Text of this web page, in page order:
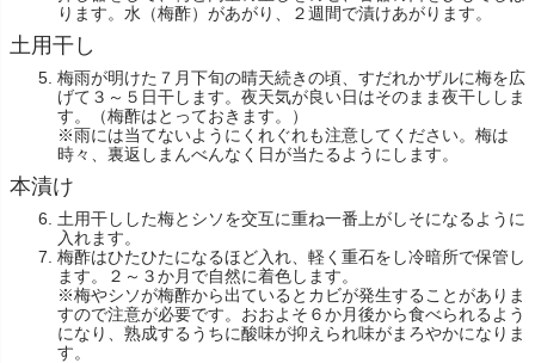
ります。水（梅酢）があがり、２週間で漬けあがります。
土用干し
梅雨が明けた７月下旬の晴天続きの頃、すだれかザルに梅を広
げて３～５日干します。夜天気が良い日はそのまま夜干ししま
す。（梅酢はとっておきます。）
※雨には当てないようにくれぐれも注意してください。梅は
時々、裏返しまんべんなく日が当たるようにします。
本漬け
土用干しした梅とシソを交互に重ね一番上がしそになるように
入れます。
梅酢はひたひたになるほど入れ、軽く重石をし冷暗所で保管し
ます。２～３か月で自然に着色します。
※梅やシソが梅酢から出ているとカビが発生することがありま
すので注意が必要です。おおよそ６か月後から食べられるよう
になり、熟成するうちに酸味が抑えられ味がまろやかになりま
す。